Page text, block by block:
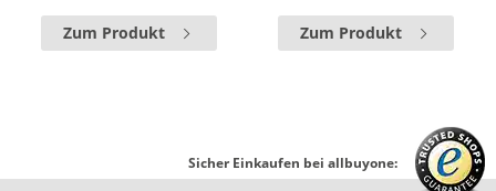
Zum Produkt Zum Produkt
Sicher Einkaufen bei allbuyone: